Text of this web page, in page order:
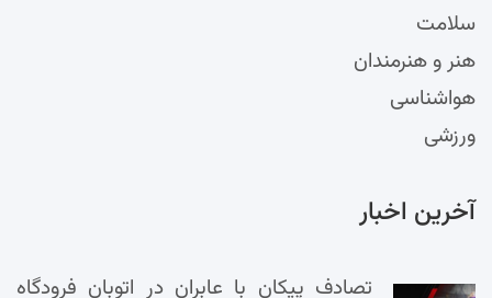
سلامت
هنر و هنرمندان
هواشناسی
ورزشی
آخرین اخبار
تصادف پیکان با عابران در اتوبان فرودگاه